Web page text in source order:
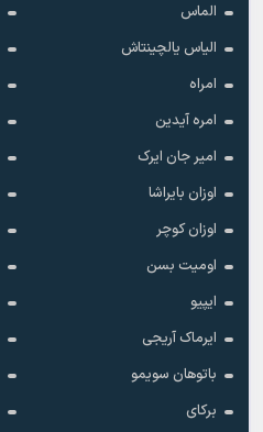
الماس
الیاس یالچینتاش
امراه
امره آیدین
امیر جان ایرک
اوزان بایراشا
اوزان کوچر
اومیت بسن
ایپیو
ایرماک آریجی
باتوهان سویمو
برکای